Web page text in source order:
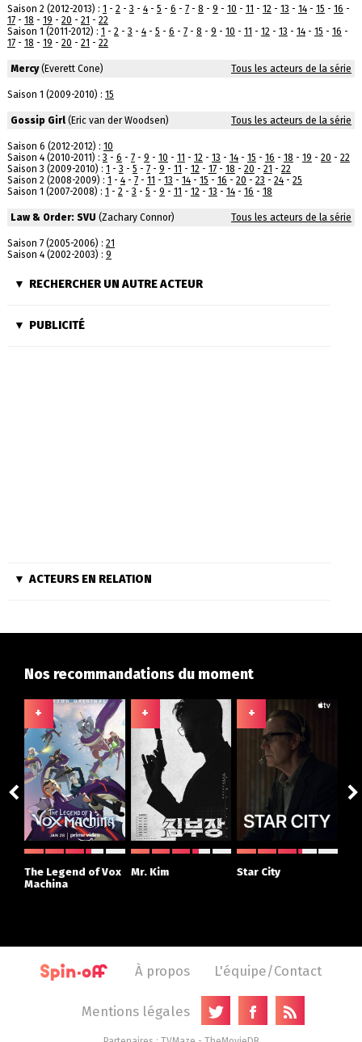
Saison 2 (2012-2013) : 1 - 2- 3 - 4- 5 - 6 - 7- 8 - 9 - 10 - 11 - 12- 13 - 14- 15 - 16 -
17- 18 - 19 - 20 - 21 - 22
Saison 1 (2011-2012) : 1 - 2- 3 - 4- 5 - 6 - 7- 8 - 9 - 10 - 11 - 12- 13 - 14- 15 - 16 -
17- 18 - 19 - 20 - 21 - 22
Mercy(Everett Cone) Tous les acteurs de la série
Saison 1 (2009-2010) : 15
Gossip Girl(Eric van der Woodsen) Tous les acteurs de la série
Saison 6 (2012-2012) : 10
Saison 4 (2010-2011) : 3 - 6 - 7- 9 - 10 - 11 - 12- 13 - 14- 15 - 16 - 18 - 19 - 20 - 22
Saison 3 (2009-2010) : 1 - 3 - 5 - 7- 9 - 11 - 12- 17- 18 - 20 - 21 - 22
Saison 2 (2008-2009) : 1 - 4- 7- 11 - 13 - 14- 15 - 16 - 20 - 23 - 24- 25
Saison 1 (2007-2008) : 1 - 2- 3 - 5 - 9 - 11 - 12- 13 - 14- 16 - 18
Law & Order: SVU (Zachary Connor) Tous les acteurs de la série
Saison 7 (2005-2006) : 21
Saison 4 (2002-2003) : 9
RECHERCHER UN AUTRE ACTEUR
PUBLICITÉ
ACTEURS EN RELATION
Nos recommandations du moment
+
The Legend of Vox
Machina
+
Mr. Kim
+
Star City
À propos L'équipe/Contact
Mentions légales